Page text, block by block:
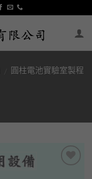
圓柱電池實驗室製程